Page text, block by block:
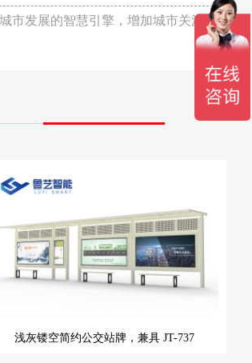
市发展的智慧引擎，增加城市关注度
浅灰镂空简约公交站牌，兼具 JT-737